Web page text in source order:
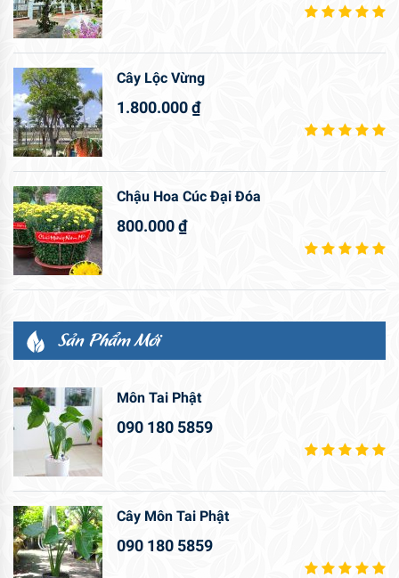
Cây Lộc Vừng
1.800.000₫
Chậu Hoa Cúc Đại Đóa
800.000₫
Sản Phẩm Mới
Môn Tai Phật
090 180 5859
Cây Môn Tai Phật
090 180 5859